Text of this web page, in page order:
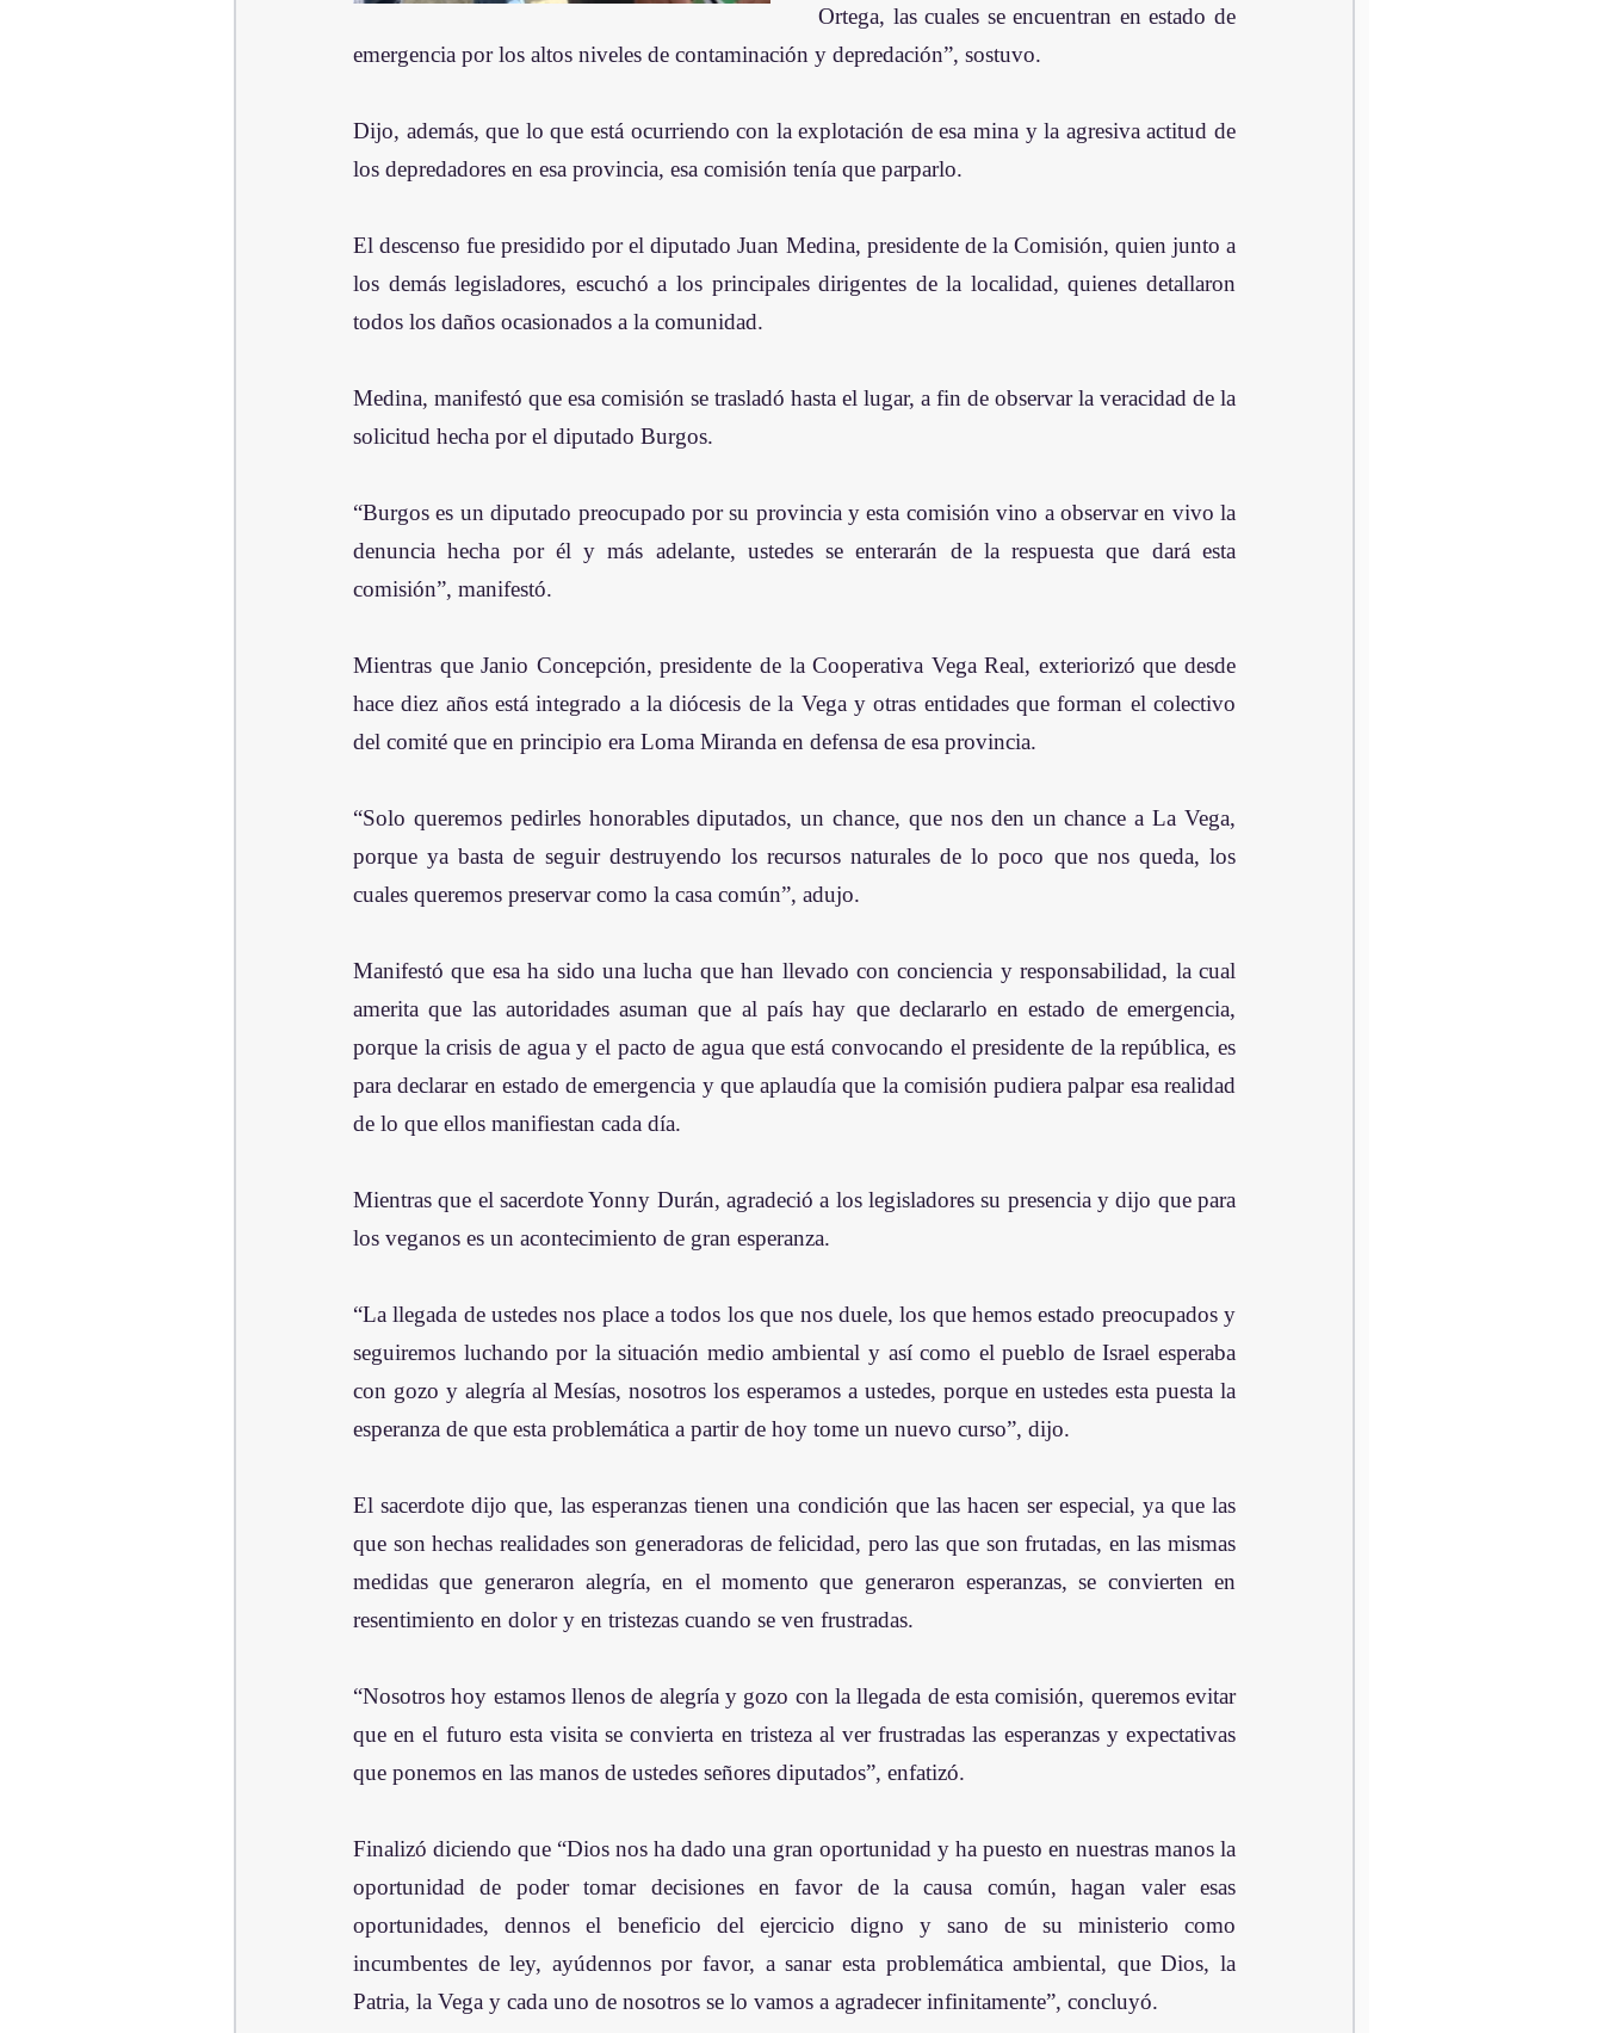
Ortega, las cuales se encuentran en estado de
emergencia por los altos niveles de contaminación y depredación”, sostuvo.
Dijo, además, que lo que está ocurriendo con la explotación de esa mina y la agresiva actitud de
los depredadores en esa provincia, esa comisión tenía que parparlo.
El descenso fue presidido por el diputado Juan Medina, presidente de la Comisión, quien junto a
los demás legisladores, escuchó a los principales dirigentes de la localidad, quienes detallaron
todos los daños ocasionados a la comunidad.
Medina, manifestó que esa comisión se trasladó hasta el lugar, a fin de observar la veracidad de la
solicitud hecha por el diputado Burgos.
“Burgos es un diputado preocupado por su provincia y esta comisión vino a observar en vivo la
denuncia hecha por él y más adelante, ustedes se enterarán de la respuesta que dará esta
comisión”, manifestó.
Mientras que Janio Concepción, presidente de la Cooperativa Vega Real, exteriorizó que desde
hace diez años está integrado a la diócesis de la Vega y otras entidades que forman el colectivo
del comité que en principio era Loma Miranda en defensa de esa provincia.
“Solo queremos pedirles honorables diputados, un chance, que nos den un chance a La Vega,
porque ya basta de seguir destruyendo los recursos naturales de lo poco que nos queda, los
cuales queremos preservar como la casa común”, adujo.
Manifestó que esa ha sido una lucha que han llevado con conciencia y responsabilidad, la cual
amerita que las autoridades asuman que al país hay que declararlo en estado de emergencia,
porque la crisis de agua y el pacto de agua que está convocando el presidente de la república, es
para declarar en estado de emergencia y que aplaudía que la comisión pudiera palpar esa realidad
de lo que ellos manifiestan cada día.
Mientras que el sacerdote Yonny Durán, agradeció a los legisladores su presencia y dijo que para
los veganos es un acontecimiento de gran esperanza.
“La llegada de ustedes nos place a todos los que nos duele, los que hemos estado preocupados y
seguiremos luchando por la situación medio ambiental y así como el pueblo de Israel esperaba
con gozo y alegría al Mesías, nosotros los esperamos a ustedes, porque en ustedes esta puesta la
esperanza de que esta problemática a partir de hoy tome un nuevo curso”, dijo.
El sacerdote dijo que, las esperanzas tienen una condición que las hacen ser especial, ya que las
que son hechas realidades son generadoras de felicidad, pero las que son frutadas, en las mismas
medidas que generaron alegría, en el momento que generaron esperanzas, se convierten en
resentimiento en dolor y en tristezas cuando se ven frustradas.
“Nosotros hoy estamos llenos de alegría y gozo con la llegada de esta comisión, queremos evitar
que en el futuro esta visita se convierta en tristeza al ver frustradas las esperanzas y expectativas
que ponemos en las manos de ustedes señores diputados”, enfatizó.
Finalizó diciendo que “Dios nos ha dado una gran oportunidad y ha puesto en nuestras manos la
oportunidad de poder tomar decisiones en favor de la causa común, hagan valer esas
oportunidades, dennos el beneficio del ejercicio digno y sano de su ministerio como
incumbentes de ley, ayúdennos por favor, a sanar esta problemática ambiental, que Dios, la
Patria, la Vega y cada uno de nosotros se lo vamos a agradecer infinitamente”, concluyó.